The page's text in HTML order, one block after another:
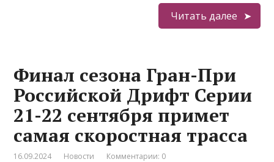
Читать далее
Финал сезона Гран-При
Российской Дрифт Серии
21-22 сентября примет
самая скоростная трасса
16.09.2024 Новости Комментарии: 0